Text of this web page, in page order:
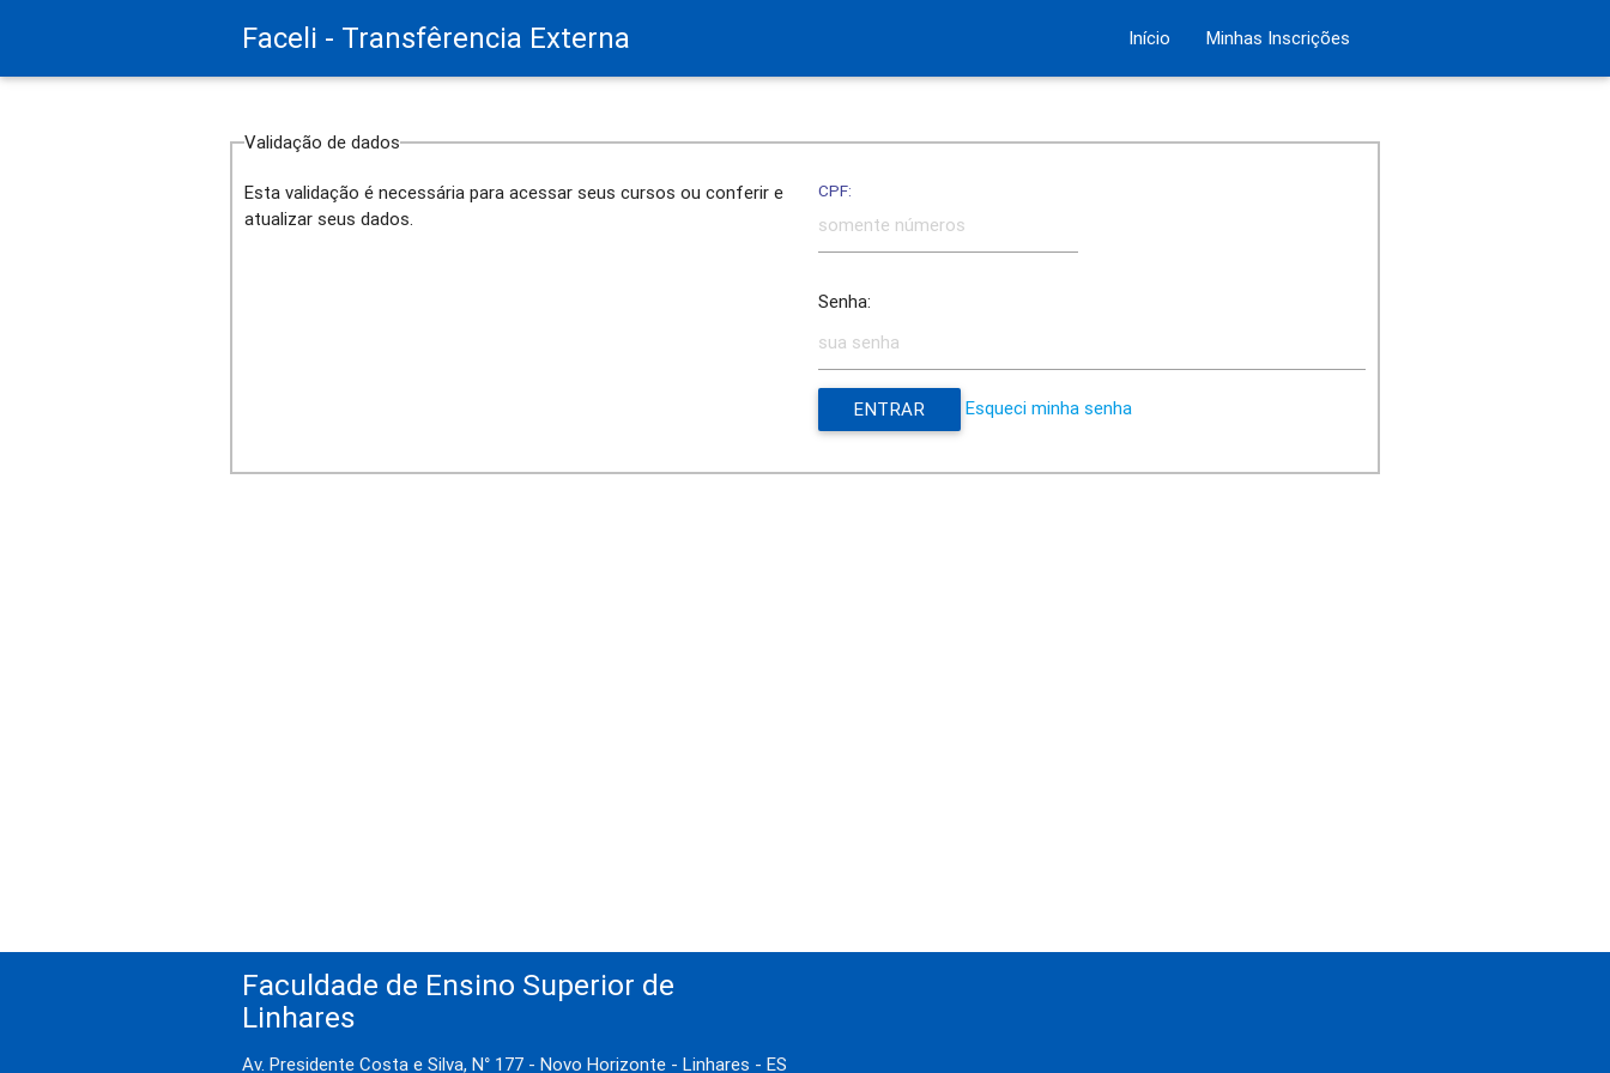
Faceli - Transfêrencia Externa Início Minhas Inscrições
Validação de dados
Esta validação é necessária para acessar seus cursos ou conferir e
atualizar seus dados.
CPF:
Senha:
Esqueci minha senha
Faculdade de Ensino Superior de
Linhares
Av. Presidente Costa e Silva, N° 177 - Novo Horizonte - Linhares - ES